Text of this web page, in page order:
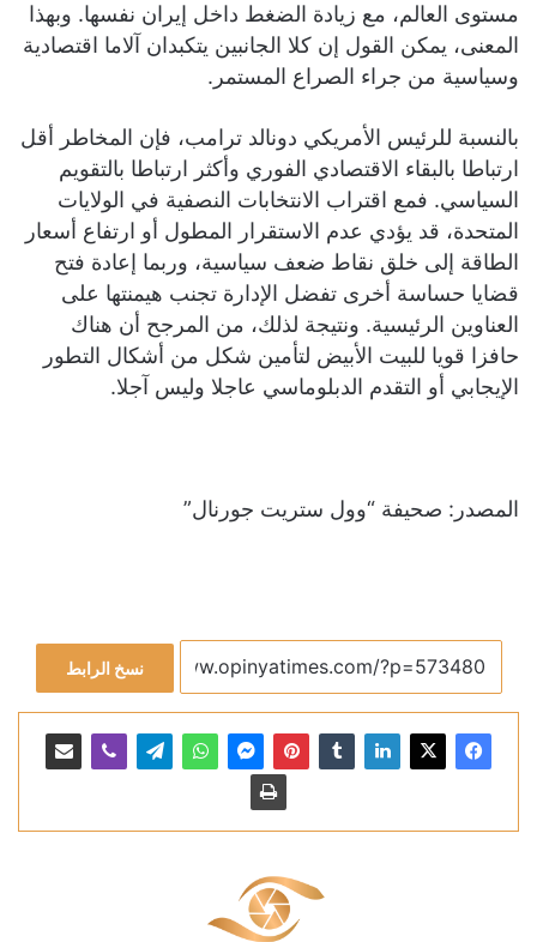
مستوى العالم، مع زيادة الضغط داخل إيران نفسها. وبهذا
المعنى، يمكن القول إن كلا الجانبين يتكبدان آلاما اقتصادية
وسياسية من جراء الصراع المستمر.
بالنسبة للرئيس الأمريكي دونالد ترامب، فإن المخاطر أقل
ارتباطا بالبقاء الاقتصادي الفوري وأكثر ارتباطا بالتقويم
السياسي. فمع اقتراب الانتخابات النصفية في الولايات
المتحدة، قد يؤدي عدم الاستقرار المطول أو ارتفاع أسعار
الطاقة إلى خلق نقاط ضعف سياسية، وربما إعادة فتح
قضايا حساسة أخرى تفضل الإدارة تجنب هيمنتها على
العناوين الرئيسية. ونتيجة لذلك، من المرجح أن هناك
حافزا قويا للبيت الأبيض لتأمين شكل من أشكال التطور
الإيجابي أو التقدم الدبلوماسي عاجلا وليس آجلا.
المصدر: صحيفة “وول ستريت جورنال”
نسخ الرابط